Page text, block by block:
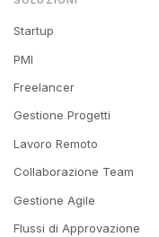
Startup
PMI
Freelancer
Gestione Progetti
Lavoro Remoto
Collaborazione Team
Gestione Agile
Flussi di Approvazione